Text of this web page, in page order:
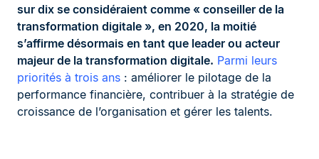
sur dix se considéraient comme « conseiller de la
transformation digitale », en 2020, la moitié
s’affirme désormais en tant que leader ou acteur
majeur de la transformation digitale. Parmi leurs
priorités à trois ans : améliorer le pilotage de la
performance financière, contribuer à la stratégie de
croissance de l’organisation et gérer les talents.